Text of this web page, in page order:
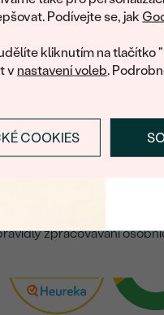
Podívejte se, jak
kliknutím na tlačítko
v nastavení voleb.
COOKIES
produktů. Pokud
šperku, zanechte nám svůj
ZASLAT UPOZORNĚNÍ NA
zpracovávání